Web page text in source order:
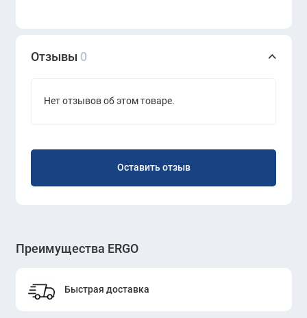
Отзывы 0
Нет отзывов об этом товаре.
Оставить отзыв
Преимущества ERGO
Быстрая доставка